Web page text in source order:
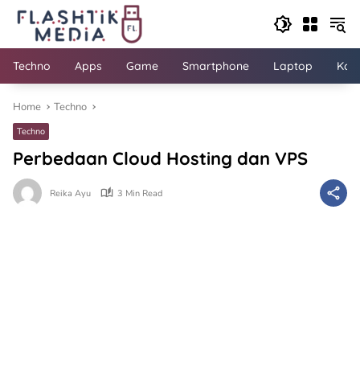
Skip
content
Techno Apps Game Smartphone Laptop
Home Techno
Techno
Perbedaan Cloud Hosting dan VPS
Reika Ayu 3 Min Read